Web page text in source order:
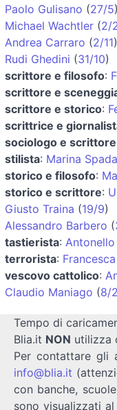
Paolo Gulisano (27/5)
Michael Wachtler (2/
Andrea Carraro (2/11)
Rudi Ghedini (31/10)
scrittore e filosofo:
scrittore e
scrittore e storico:
scrittrice e
sociologo e scrittore
stilista: Marina
storico e filosofo:
storico e scrittore:
Giusto Traina (19/9)
Alessandro Barbero (
tastierista:
terrorista:
vescovo cattolico:
Claudio Maniago (8/2
Tempo di
Blia.it NON utilizza
Per contattare gli
info@blia.it
con banche,
sono visualizzati